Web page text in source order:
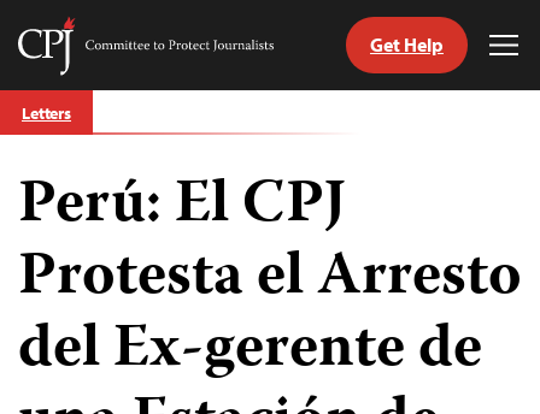
Skip
to
Committee
Journalists
Get Help
Letters
Perú: El CPJ
Protesta el Arresto
del Ex-gerente de